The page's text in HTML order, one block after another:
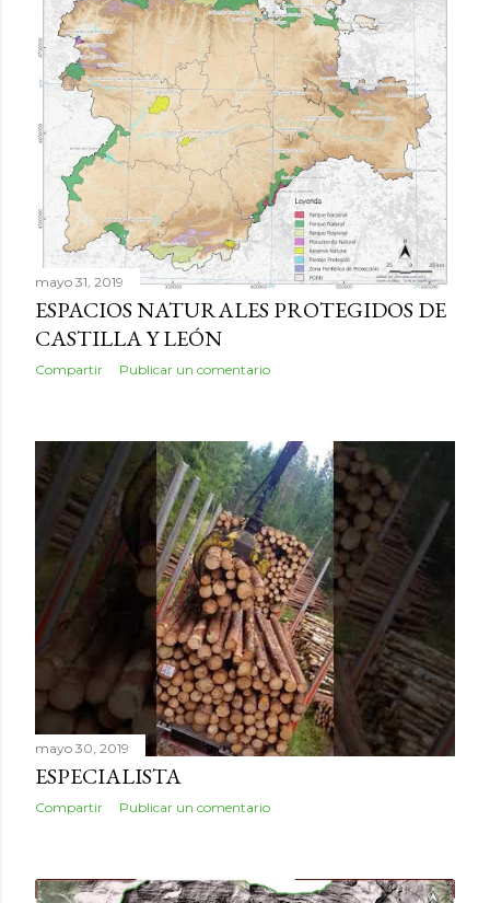
mayo 31, 2019
ESPACIOS NATURALES PROTEGIDOS DE
CASTILLA Y LEÓN
Compartir Publicar un comentario
mayo 30, 2019
ESPECIALISTA
Compartir Publicar un comentario